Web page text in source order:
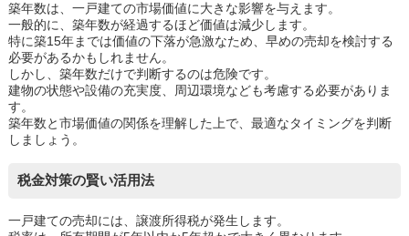
築年数は、一戸建ての市場価値に大きな影響を与えます。
一般的に、築年数が経過するほど価値は減少します。
特に築15年までは価値の下落が急激なため、早めの売却を検討する
必要があるかもしれません。
しかし、築年数だけで判断するのは危険です。
建物の状態や設備の充実度、周辺環境なども考慮する必要がありま
す。
築年数と市場価値の関係を理解した上で、最適なタイミングを判断
しましょう。
税金対策の賢い活用法
一戸建ての売却には、譲渡所得税が発生します。